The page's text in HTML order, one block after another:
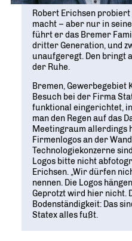
Vor Ort
KREISE IN DEN REGIONEN
Bundesvorstand
DAS FÜHRUNGSTEAM DES VERBANDS
Bundesgeschäftsstelle
ANSPRECHPARTNER IN BERLIN
Geschichte
70 JAHRE WJD
Partner
NETZWERKE WELTWEIT
Partner
Deutsche Industrie- und
Ausbildungs-Ass
DEUTSCHLANDS BESTE AUSBILDER
Unternehmen Vielfalt
VIELFALT STÄRKT ZUKUNFT
Tag der jungen Wirtschaft
WIRTSCHAFTSGIPFEL
Know-how-Transfer
WIRTSCHAFT TRIFFT POLITIK
WJD Training
WJD TRAINING
Ein Tag Azubi
BERUFSEINSTIEG ERLEICHTERN
Wirtschaftswissen im
WIRTSCHAFTSQUIZ FÜR SCHÜLER
Junge Wirtschaft. Starke
„UNSERE POSITIONEN IM
Innovation und Gründung
Digitalisierung
Europa und die Welt
Beruf und Familie
Bildung und Fachkräfte
Energie und Nachhaltigkeit
Pressemitteilungen
AKTUELLE MELDUNGEN
NEWS AUS DEM VERBAND
Publikationen
POSITIONSPAPIERE, BROSCHÜREN
Magazin
DIE JUNGE WIRTSCHAFT
Robert Erichsen probiert
macht – aber nur in
führt er das Bremer
dritter Generation, und
unaufgeregt. Den bringt
der Ruhe.
Bremen, Gewerbegebiet
Besuch bei der Firma
funktional eingerichtet,
man den Regen auf das
Meetingraum allerdings
Firmenlogos an der
Technologiekonzerne
Logos bitte nicht
Erichsen. „Wir dürfen
nennen. Die Logos
Geprotzt wird hier nicht.
Bodenständigkeit: Das
Statex alles fußt.